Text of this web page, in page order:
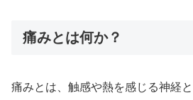
痛みとは何か？
痛みとは、触感や熱を感じる神経と